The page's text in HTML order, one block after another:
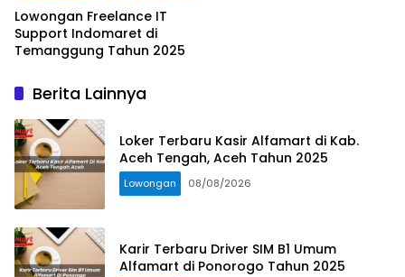
Lowongan Freelance IT
Support Indomaret di
Temanggung Tahun 2025
Berita Lainnya
Loker Terbaru Kasir Alfamart di Kab.
Aceh Tengah, Aceh Tahun 2025
Lowongan 08/08/2026
Karir Terbaru Driver SIM B1 Umum
Alfamart di Ponorogo Tahun 2025